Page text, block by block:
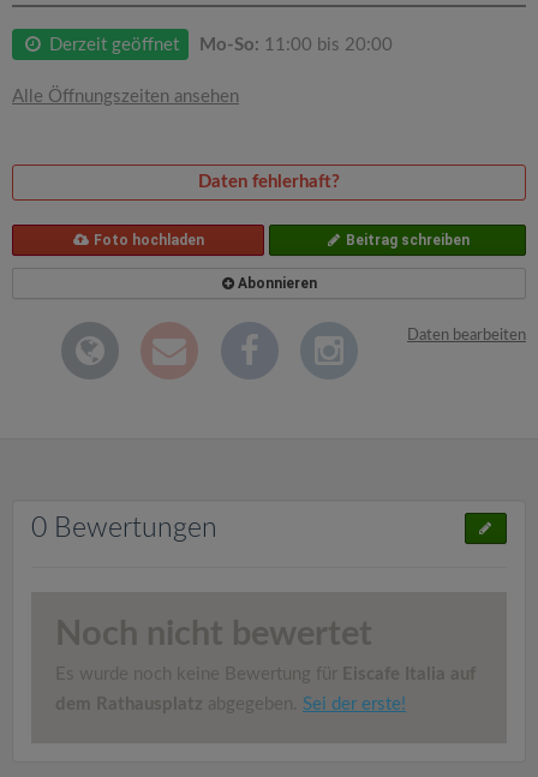
Derzeit geöffnet Mo-So: 11:00 bis 20:00
Alle Öffnungszeiten ansehen
Daten fehlerhaft?
Foto hochladen Beitrag schreiben
Abonnieren
Daten bearbeiten
0 Bewertungen
Noch nicht bewertet
Es wurde noch keine Bewertung für Eiscafe Italia auf
dem Rathausplatz abgegeben. Sei der erste!
n